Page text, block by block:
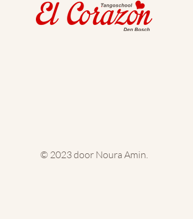
© 2023 door Noura Amin.